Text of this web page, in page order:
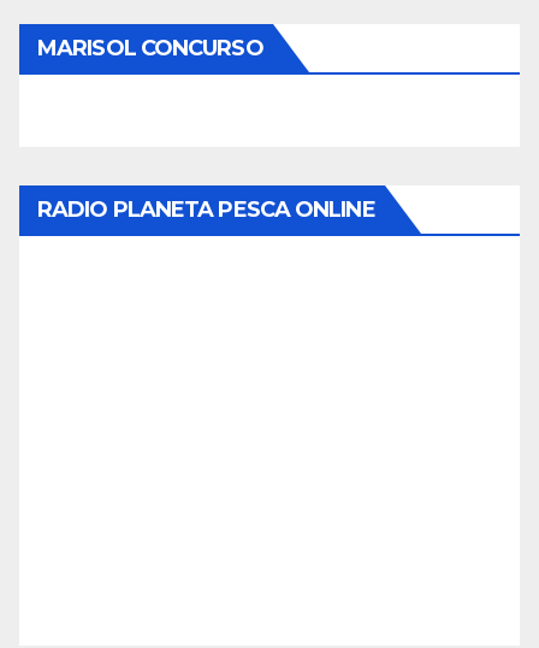
MARISOL CONCURSO
RADIO PLANETA PESCA ONLINE